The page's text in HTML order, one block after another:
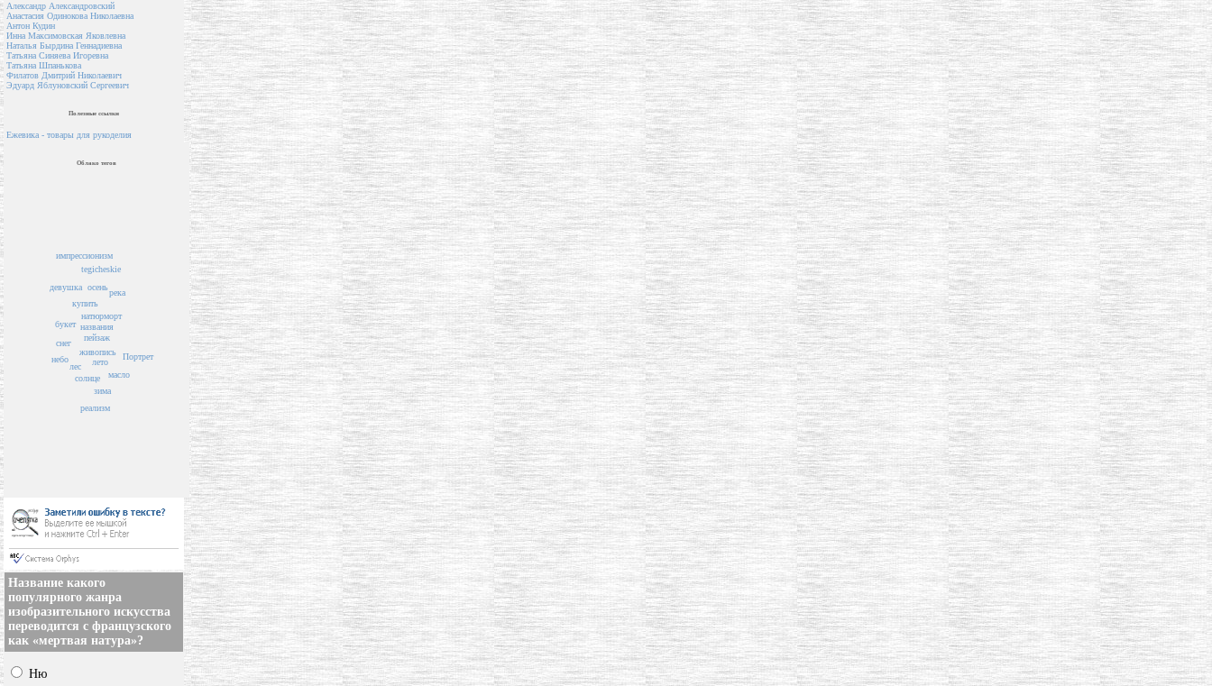
Александр Александровский
Анастасия Одинокова Николаевна
Антон Кудин
Инна Максимовская Яковлевна
Наталья Бырдина Геннадиевна
Татьяна Синяева Игоревна
Татьяна Шпанькова
Филатов Дмитрий Николаевич
Эдуард Яблуновский Сергеевич
Полезные ссылки
Ежевика - товары для рукоделия
Облако тегов
пейзаж
названия
живопись
лето
натюрморт
купить
солнце
лес
зима
осень
букет
масло
река
снег
tegicheskie
реализм
небо
импрессионизм
Портрет
девушка
Название какого
популярного жанра
изобразительного искусства
переводится с французского
как «мертвая натура»?
Ню